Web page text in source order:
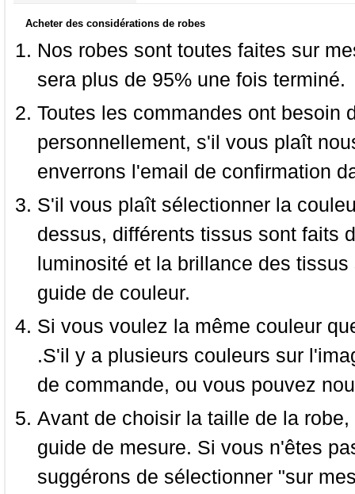
Acheter des considérations de robes
Nos robes sont toutes faites sur
sera plus de 95% une fois terminé.
Toutes les commandes ont besoin
personnellement, s'il vous plaît
enverrons l'email de confirmation
S'il vous plaît sélectionner la
dessus, différents tissus sont faits
luminosité et la brillance des
guide de couleur.
Si vous voulez la même couleur
.S'il y a plusieurs couleurs sur
de commande, ou vous pouvez
Avant de choisir la taille de la
guide de mesure. Si vous n'êtes
suggérons de sélectionner "sur